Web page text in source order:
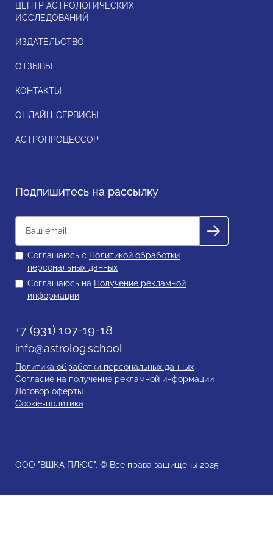
ЦЕНТР АСТРОЛОГИЧЕСКИХ
ИССЛЕДОВАНИЙ
ИЗДАТЕЛЬСТВО
ОТЗЫВЫ
КОНТАКТЫ
ОНЛАЙН-СЕРВИСЫ
АСТРОПРОЦЕССОР
Подпишитесь на рассылку
Соглашаюсь с Политикой обработки
персональных данных
Соглашаюсь на Получение рекламной
информации
+7 (931) 107-19-18
info@astrolog.school
Политика обработки персональных данных
Согласие на получение рекламной информации
Договор оферты
Cookie-политика
ООО "ВШКА ПЛЮС". © Все права защищены 2025